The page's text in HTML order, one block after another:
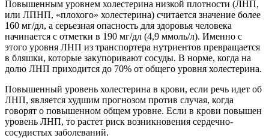
Повышенным уровнем холестерина низкой плотности (ЛНП,
или ЛПНП, «плохого» холестерина) считается значение более
160 мг/дл, а серьезная опасность для здоровья человека
начинается с отметки в 190 мг/дл (4,9 ммоль/л). Именно с
этого уровня ЛНП из транспортера нутриентов превращается
в бляшки, которые закупоривают сосуды. В норме, когда на
долю ЛНП приходится до 70% от общего уровня холестерина.
Повышенный уровень холестерина в крови, если речь идет об
ЛНП, является худшим прогнозом против случая, когда
говорят о повышенном общем уровне. Если в крови повышен
уровень ЛНП, то растет риск возникновения сердечно-
сосудистых заболеваний.